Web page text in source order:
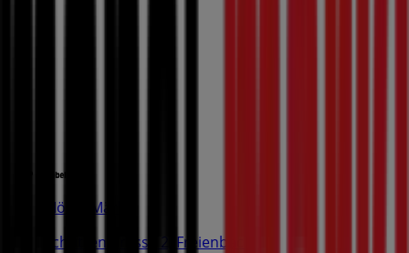
Möbel Märki
Schützenstrasse 2, Freienbach